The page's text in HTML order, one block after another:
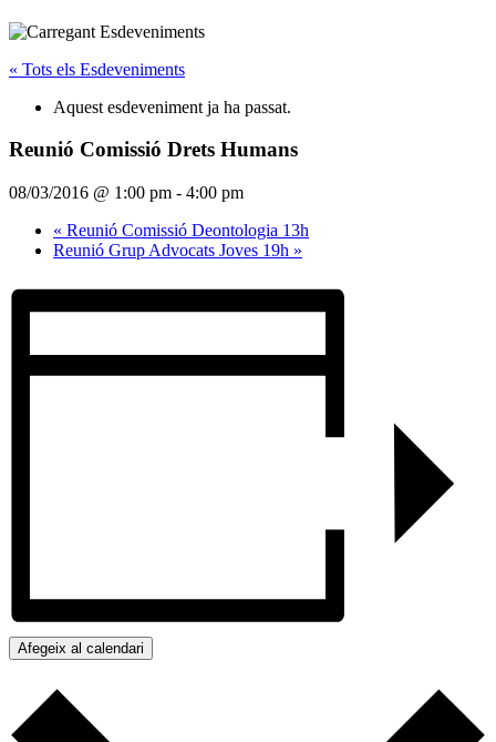
« Tots els Esdeveniments
Aquest esdeveniment ja ha passat.
Reunió Comissió Drets Humans
08/03/2016 @ 1:00 pm - 4:00 pm
« Reunió Comissió Deontologia 13h
Reunió Grup Advocats Joves 19h »
Afegeix al calendari